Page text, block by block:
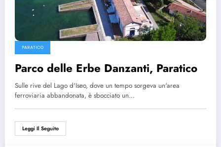
PARATICO
Parco delle Erbe Danzanti, Paratico
Sulle rive del Lago d'Iseo, dove un tempo sorgeva un'area
ferroviaria abbandonata, è sbocciato un…
Leggi Il Seguito